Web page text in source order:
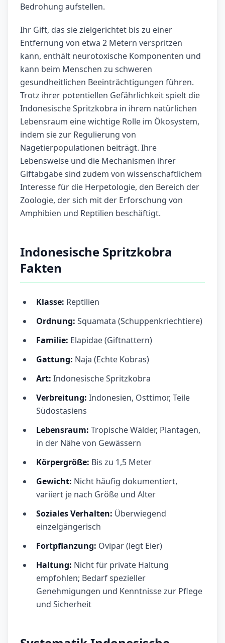
Bedrohung aufstellen.
Ihr Gift, das sie zielgerichtet bis zu einer
Entfernung von etwa 2 Metern verspritzen
kann, enthält neurotoxische Komponenten und
kann beim Menschen zu schweren
gesundheitlichen Beeinträchtigungen führen.
Trotz ihrer potentiellen Gefährlichkeit spielt die
Indonesische Spritzkobra in ihrem natürlichen
Lebensraum eine wichtige Rolle im Ökosystem,
indem sie zur Regulierung von
Nagetierpopulationen beiträgt. Ihre
Lebensweise und die Mechanismen ihrer
Giftabgabe sind zudem von wissenschaftlichem
Interesse für die Herpetologie, den Bereich der
Zoologie, der sich mit der Erforschung von
Amphibien und Reptilien beschäftigt.
Indonesische Spritzkobra
Fakten
Klasse: Reptilien
Ordnung: Squamata (Schuppenkriechtiere)
Familie: Elapidae (Giftnattern)
Gattung: Naja (Echte Kobras)
Art: Indonesische Spritzkobra
Verbreitung: Indonesien, Osttimor, Teile
Südostasiens
Lebensraum: Tropische Wälder, Plantagen,
in der Nähe von Gewässern
Körpergröße: Bis zu 1,5 Meter
Gewicht: Nicht häufig dokumentiert,
variiert je nach Größe und Alter
Soziales Verhalten: Überwiegend
einzelgängerisch
Fortpflanzung: Ovipar (legt Eier)
Haltung: Nicht für private Haltung
empfohlen; Bedarf spezieller
Genehmigungen und Kenntnisse zur Pflege
und Sicherheit